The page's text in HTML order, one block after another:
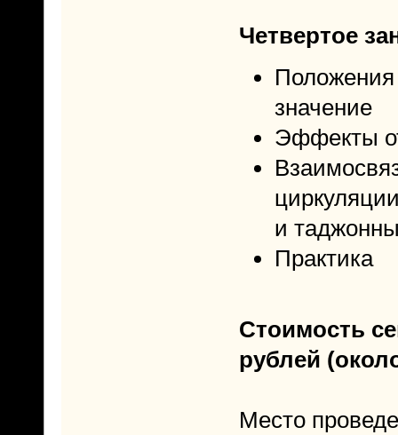
Четвертое
Положения
значение
Эффекты
и
Практика
Стоимость
рублей
Место